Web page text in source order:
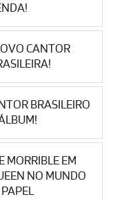
CANTOR
BRASILEIRO
MORRIBLE EM
NO MUNDO